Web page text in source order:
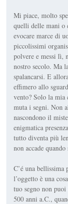
Mi piace, molto
quelli delle mani o
evocare marce di
piccolissimi
polvere e messi lì,
nostro secolo. Ma
spalancarsi. E
effimero allo
vento? Solo la mia
muta i segni. Non
nascondono il
enigmatica
tutto diventa più
non accade
C’é una
l’oggetto è una
tuo segno non
500 anni a.C.,